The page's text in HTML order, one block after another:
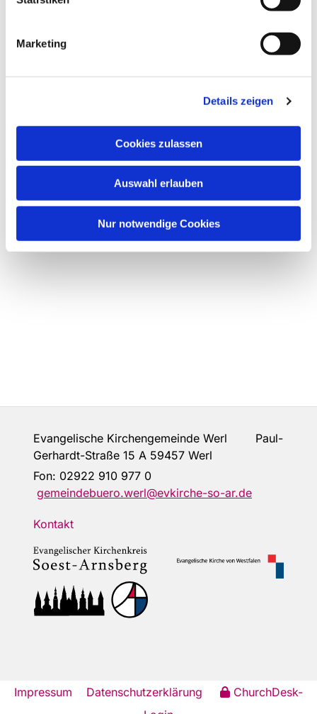
Marketing
Details zeigen
Cookies zulassen
Auswahl erlauben
Nur notwendige Cookies
Evangelische Kirchengemeinde Werl Paul-
Gerhardt-Straße 15 A 59457 Werl
Fon: 02922 910 977 0
gemeindebuero.werl@evkirche-so-ar.de
Kontakt
Impressum Datenschutzerklärung
ChurchDesk-